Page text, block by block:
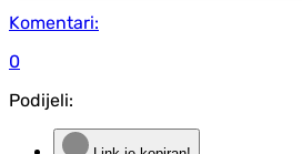
Komentari:
0
Podijeli: